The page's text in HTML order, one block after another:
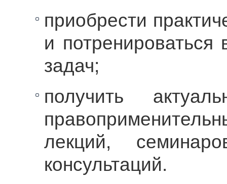
приобрести
и потренироваться
задач;
получить
лекций,
консультаций.